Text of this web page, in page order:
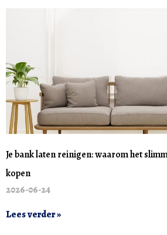
Je bank laten reinigen: waarom het
kopen
2026-06-24
Lees verder »